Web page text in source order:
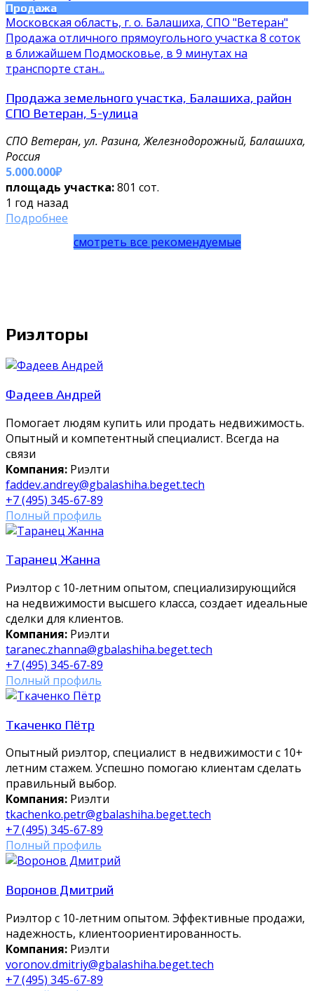
Продажа
Московская область, г. о. Балашиха, СПО "Ветеран"
Продажа отличного прямоугольного участка 8 соток
в ближайшем Подмосковье, в 9 минутах на
транспорте стан...
Продажа земельного участка, Балашиха, район
СПО Ветеран, 5-улица
СПО Ветеран, ул. Разина, Железнодорожный, Балашиха,
Россия
5.000.000₽
площадь участка:801 сот.
1 год назад
Подробнее
смотреть все рекомендуемые
Риэлторы
Фадеев Андрей
Помогает людям купить или продать недвижимость.
Опытный и компетентный специалист. Всегда на
связи
Компания: Риэлти
faddev.andrey@gbalashiha.beget.tech
+7 (495) 345-67-89
Полный профиль
Таранец Жанна
Риэлтор с 10-летним опытом, специализирующийся
на недвижимости высшего класса, создает идеальные
сделки для клиентов.
Компания: Риэлти
taranec.zhanna@gbalashiha.beget.tech
+7 (495) 345-67-89
Полный профиль
Ткаченко Пётр
Опытный риэлтор, специалист в недвижимости с 10+
летним стажем. Успешно помогаю клиентам сделать
правильный выбор.
Компания: Риэлти
tkachenko.petr@gbalashiha.beget.tech
+7 (495) 345-67-89
Полный профиль
Воронов Дмитрий
Риэлтор с 10-летним опытом. Эффективные продажи,
надежность, клиентоориентированность.
Компания: Риэлти
voronov.dmitriy@gbalashiha.beget.tech
+7 (495) 345-67-89